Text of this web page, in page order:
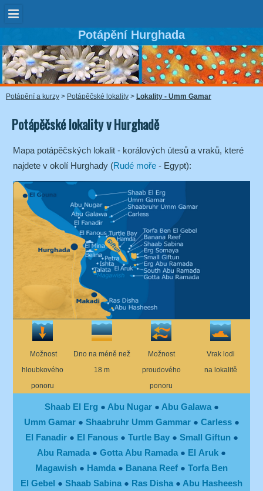
Potápění Hurghada
Potápění a kurzy > Potápěčské lokality > Lokality - Umm Gamar
Potápěčské lokality v Hurghadě
Mapa potápěčských lokalit - korálových útesů a vraků, které
najdete v okolí Hurghady (Rudé moře - Egypt):
Možnost
hloubkového
ponoru
Dno na méně než
18 m
Možnost
proudového
ponoru
Vrak lodi
na lokalitě
Shaab El Erg ● Abu Nugar ● Abu Galawa ●
Umm Gamar ● Shaabruhr Umm Gammar ● Carless ●
El Fanadir ● El Fanous ● Turtle Bay ● Small Giftun ●
Abu Ramada ● Gotta Abu Ramada ● El Aruk ●
Magawish ● Hamda ● Banana Reef ● Torfa Ben
El Gebel ● Shaab Sabina ● Ras Disha ● Abu Hasheesh